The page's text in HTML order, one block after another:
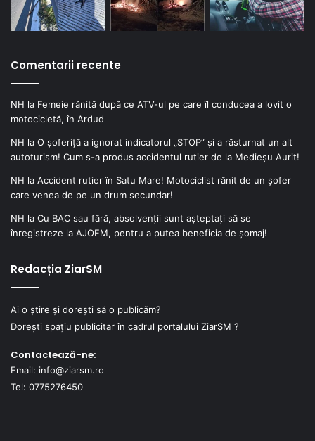
Comentarii recente
NH la Femeie rănită după ce ATV-ul pe care îl conducea a lovit o
motocicletă, în Ardud
NH la O șoferiță a ignorat indicatorul „STOP” și a răsturnat un alt
autoturism! Cum s-a produs accidentul rutier de la Medieșu Aurit!
NH la Accident rutier în Satu Mare! Motociclist rănit de un șofer
care venea de pe un drum secundar!
NH la Cu BAC sau fără, absolvenții sunt așteptați să se
înregistreze la AJOFM, pentru a putea beneficia de șomaj!
Redacția ZiarSM
Ai o știre și dorești să o publicăm?
Dorești spațiu publicitar în cadrul portalului ZiarSM ?
Contactează-ne:
Email: info@ziarsm.ro
Tel: 0775276450